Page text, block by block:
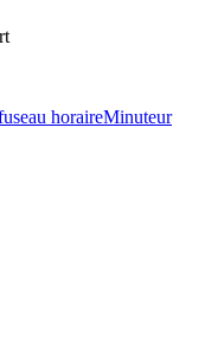
horaireMinuteur